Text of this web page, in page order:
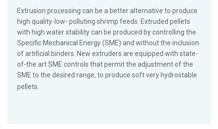
Extrusion processing can be a better alternative to produce
high quality-low- polluting shrimp feeds. Extruded pellets
with high water stability can be produced by controlling the
Specific Mechanical Energy (SME) and without the inclusion
of artificial binders. New extruders are equipped with state-
of-the art SME controls that permit the adjustment of the
SME to the desired range, to produce soft very hydrostable
pellets.